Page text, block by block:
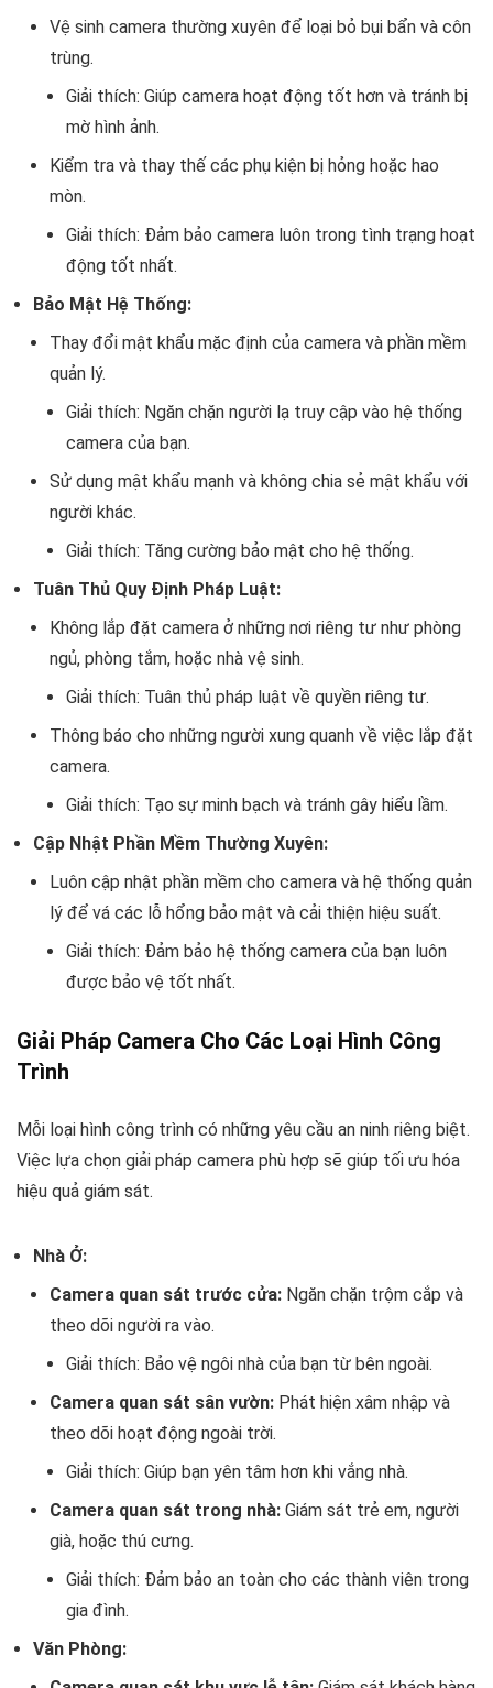
Vệ sinh camera thường xuyên để loại bỏ bụi bẩn và côn
trùng.
Giải thích: Giúp camera hoạt động tốt hơn và tránh bị
mờ hình ảnh.
Kiểm tra và thay thế các phụ kiện bị hỏng hoặc hao
mòn.
Giải thích: Đảm bảo camera luôn trong tình trạng hoạt
động tốt nhất.
Bảo Mật Hệ Thống:
Thay đổi mật khẩu mặc định của camera và phần mềm
quản lý.
Giải thích: Ngăn chặn người lạ truy cập vào hệ thống
camera của bạn.
Sử dụng mật khẩu mạnh và không chia sẻ mật khẩu với
người khác.
Giải thích: Tăng cường bảo mật cho hệ thống.
Tuân Thủ Quy Định Pháp Luật:
Không lắp đặt camera ở những nơi riêng tư như phòng
ngủ, phòng tắm, hoặc nhà vệ sinh.
Giải thích: Tuân thủ pháp luật về quyền riêng tư.
Thông báo cho những người xung quanh về việc lắp đặt
camera.
Giải thích: Tạo sự minh bạch và tránh gây hiểu lầm.
Cập Nhật Phần Mềm Thường Xuyên:
Luôn cập nhật phần mềm cho camera và hệ thống quản
lý để vá các lỗ hổng bảo mật và cải thiện hiệu suất.
Giải thích: Đảm bảo hệ thống camera của bạn luôn
được bảo vệ tốt nhất.
Giải Pháp Camera Cho Các Loại Hình Công
Trình
Mỗi loại hình công trình có những yêu cầu an ninh riêng biệt.
Việc lựa chọn giải pháp camera phù hợp sẽ giúp tối ưu hóa
hiệu quả giám sát.
Nhà Ở:
Camera quan sát trước cửa: Ngăn chặn trộm cắp và
theo dõi người ra vào.
Giải thích: Bảo vệ ngôi nhà của bạn từ bên ngoài.
Camera quan sát sân vườn: Phát hiện xâm nhập và
theo dõi hoạt động ngoài trời.
Giải thích: Giúp bạn yên tâm hơn khi vắng nhà.
Camera quan sát trong nhà: Giám sát trẻ em, người
già, hoặc thú cưng.
Giải thích: Đảm bảo an toàn cho các thành viên trong
gia đình.
Văn Phòng: